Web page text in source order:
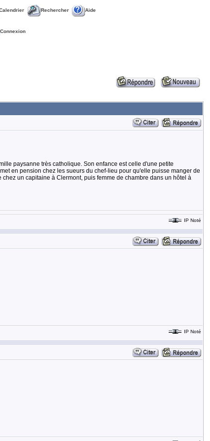
Rechercher Aide
Connexion
paysanne très catholique. Son enfance est celle d'une petite
en pension chez les sueurs du chef-lieu pour qu'elle puisse manger de
un capitaine à Clermont, puis femme de chambre dans un hôtel à
IP Noté
IP Noté